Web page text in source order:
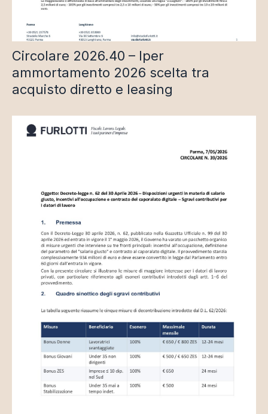
Circolare 2026.40 – Iper
ammortamento 2026 scelta tra
acquisto diretto e leasing